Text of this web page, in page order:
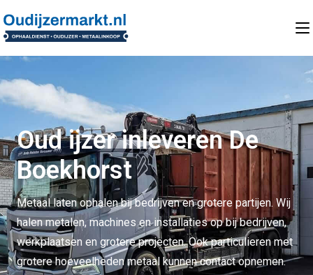
Oud ijzer inleveren De
Boekhorst
Metaal laten ophalen bij bedrijven en grotere partijen. Wij
halen metalen, machines en installaties op bij bedrijven,
werkplaatsen en grotere projecten. Ook particulieren met
grotere hoeveelheden metaal kunnen contact opnemen.